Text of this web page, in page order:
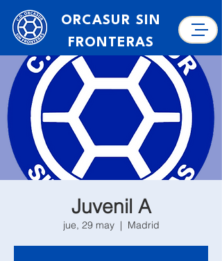
ORCASUR SIN
FRONTERAS
Juvenil A
jue, 29 may
  |
Madrid